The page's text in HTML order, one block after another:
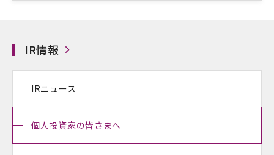
IR情報
IRニュース
個人投資家の皆さまへ